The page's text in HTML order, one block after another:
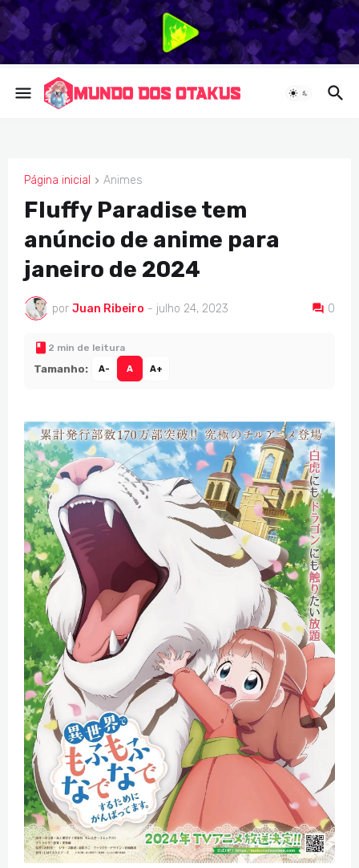
Página inicial Animes
ANIMES
Fluffy Paradise tem
anúncio de anime para
janeiro de 2024
por Juan Ribeiro - julho 24, 2023 0
2 min de leitura
Tamanho: A- A A+